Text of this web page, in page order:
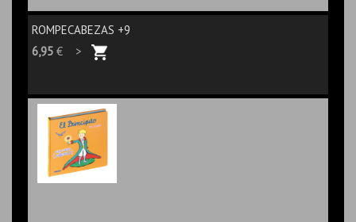
ROMPECABEZAS +9
6,95 € >